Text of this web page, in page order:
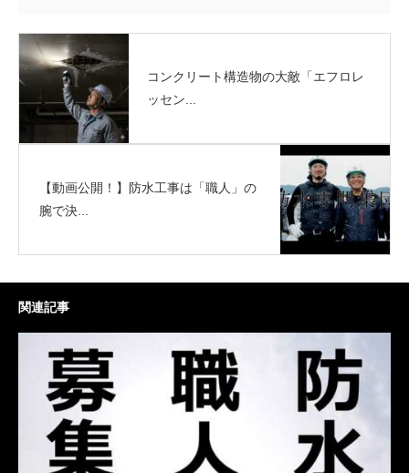
コンクリート構造物の大敵「エフロレ
ッセン...
【動画公開！】防水工事は「職人」の
腕で決...
関連記事